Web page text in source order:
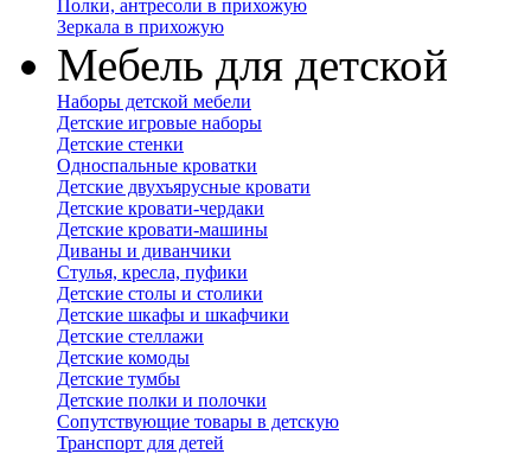
Полки, антресоли в прихожую
Зеркала в прихожую
Мебель для детской
Наборы детской мебели
Детские игровые наборы
Детские стенки
Односпальные кроватки
Детские двухъярусные кровати
Детские кровати-чердаки
Детские кровати-машины
Диваны и диванчики
Стулья, кресла, пуфики
Детские столы и столики
Детские шкафы и шкафчики
Детские стеллажи
Детские комоды
Детские тумбы
Детские полки и полочки
Сопутствующие товары в детскую
Транспорт для детей